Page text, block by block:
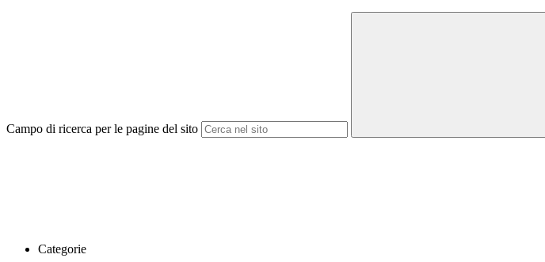
Campo di ricerca per le pagine del sito
Categorie